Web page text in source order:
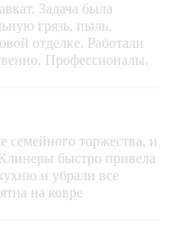
Задача была
грязь, пыль.
отделке. Работали
Профессионалы.
семейного торжества, и
быстро привела
и убрали все
на ковре